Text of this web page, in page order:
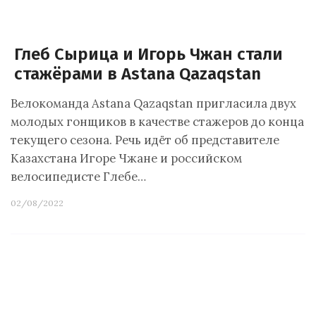
Глеб Сырица и Игорь Чжан стали
стажёрами в Astana Qazaqstan
Велокоманда Astana Qazaqstan пригласила двух
молодых гонщиков в качестве стажеров до конца
текущего сезона. Речь идёт об представителе
Казахстана Игоре Чжане и российском
велосипедисте Глебе…
02/08/2022